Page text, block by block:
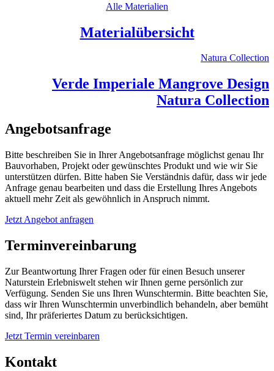
Alle Materialien
Materialübersicht
Natura Collection
Verde Imperiale Mangrove Design
Natura Collection
Angebotsanfrage
Bitte beschreiben Sie in Ihrer Angebotsanfrage möglichst genau Ihr
Bauvorhaben, Projekt oder gewünschtes Produkt und wie wir Sie
unterstützen dürfen. Bitte haben Sie Verständnis dafür, dass wir jede
Anfrage genau bearbeiten und dass die Erstellung Ihres Angebots
aktuell mehr Zeit als gewöhnlich in Anspruch nimmt.
Jetzt Angebot anfragen
Terminvereinbarung
Zur Beantwortung Ihrer Fragen oder für einen Besuch unserer
Naturstein Erlebniswelt stehen wir Ihnen gerne persönlich zur
Verfügung. Senden Sie uns Ihren Wunschtermin. Bitte beachten Sie,
dass wir Ihren Wunschtermin unverbindlich behandeln, aber bemüht
sind, Ihr präferiertes Datum zu berücksichtigen.
Jetzt Termin vereinbaren
Kontakt